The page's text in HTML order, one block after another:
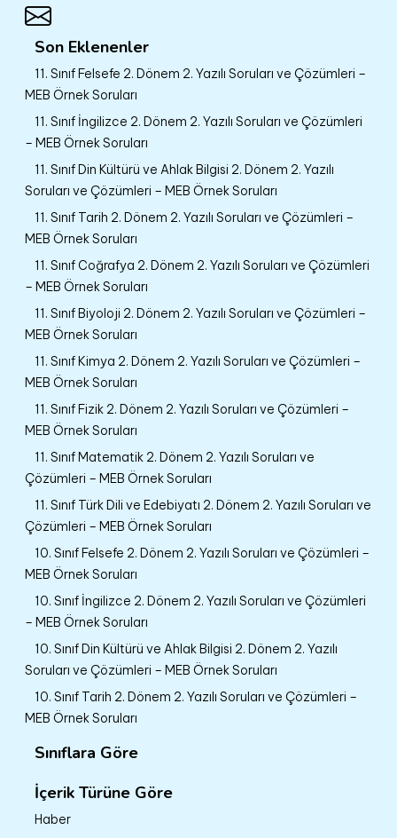
Son Eklenenler
11. Sınıf Felsefe 2. Dönem 2. Yazılı Soruları ve Çözümleri –
MEB Örnek Soruları
11. Sınıf İngilizce 2. Dönem 2. Yazılı Soruları ve Çözümleri
– MEB Örnek Soruları
11. Sınıf Din Kültürü ve Ahlak Bilgisi 2. Dönem 2. Yazılı
Soruları ve Çözümleri – MEB Örnek Soruları
11. Sınıf Tarih 2. Dönem 2. Yazılı Soruları ve Çözümleri –
MEB Örnek Soruları
11. Sınıf Coğrafya 2. Dönem 2. Yazılı Soruları ve Çözümleri
– MEB Örnek Soruları
11. Sınıf Biyoloji 2. Dönem 2. Yazılı Soruları ve Çözümleri –
MEB Örnek Soruları
11. Sınıf Kimya 2. Dönem 2. Yazılı Soruları ve Çözümleri –
MEB Örnek Soruları
11. Sınıf Fizik 2. Dönem 2. Yazılı Soruları ve Çözümleri –
MEB Örnek Soruları
11. Sınıf Matematik 2. Dönem 2. Yazılı Soruları ve
Çözümleri – MEB Örnek Soruları
11. Sınıf Türk Dili ve Edebiyatı 2. Dönem 2. Yazılı Soruları ve
Çözümleri – MEB Örnek Soruları
10. Sınıf Felsefe 2. Dönem 2. Yazılı Soruları ve Çözümleri –
MEB Örnek Soruları
10. Sınıf İngilizce 2. Dönem 2. Yazılı Soruları ve Çözümleri
– MEB Örnek Soruları
10. Sınıf Din Kültürü ve Ahlak Bilgisi 2. Dönem 2. Yazılı
Soruları ve Çözümleri – MEB Örnek Soruları
10. Sınıf Tarih 2. Dönem 2. Yazılı Soruları ve Çözümleri –
MEB Örnek Soruları
Sınıflara Göre
İçerik Türüne Göre
Haber